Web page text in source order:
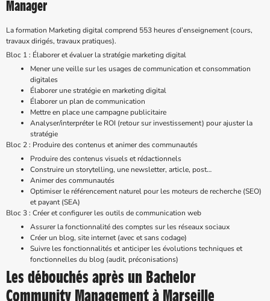
Manager
La formation Marketing digital comprend 553 heures d’enseignement (cours,
travaux dirigés, travaux pratiques).
Bloc 1 : Élaborer et évaluer la stratégie marketing digital
Mener une veille sur les usages de communication et consommation
digitales
Élaborer une stratégie en marketing digital
Élaborer un plan de communication
Mettre en place une campagne publicitaire
Analyser/interpréter le ROI (retour sur investissement) pour ajuster la
stratégie
Bloc 2 : Produire des contenus et animer des communautés
Produire des contenus visuels et rédactionnels
Construire un storytelling, une newsletter, article, post…
Animer des communautés
Optimiser le référencement naturel pour les moteurs de recherche (SEO)
et payant (SEA)
Bloc 3 : Créer et configurer les outils de communication web
Assurer la fonctionnalité des comptes sur les réseaux sociaux
Créer un blog, site internet (avec et sans codage)
Suivre les fonctionnalités et anticiper les évolutions techniques et
fonctionnelles du blog (audit, préconisations)
Les débouchés après un Bachelor
Community Management à Marseille